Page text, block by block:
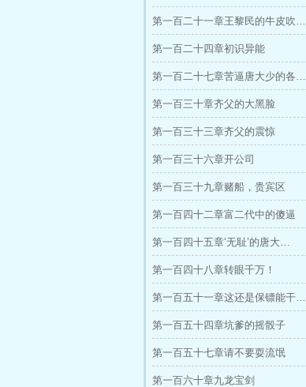
第一百二十一章王黎民的牛皮吹…
第一百二十四章初识异能
第一百二十七章苦逼唐大少的各…
第一百三十章齐父的大黑脸
第一百三十三章齐父的震惊
第一百三十六章开公司
第一百三十九章赌船，贵宾区
第一百四十二章富二代中的傻逼
第一百四十五章‘无耻’的唐大…
第一百四十八章转眼千万！
第一百五十一章这还是保镖能干…
第一百五十四章坑爹的摇骰子
第一百五十七章请不要耍流氓
第一百六十章九龙宝剑